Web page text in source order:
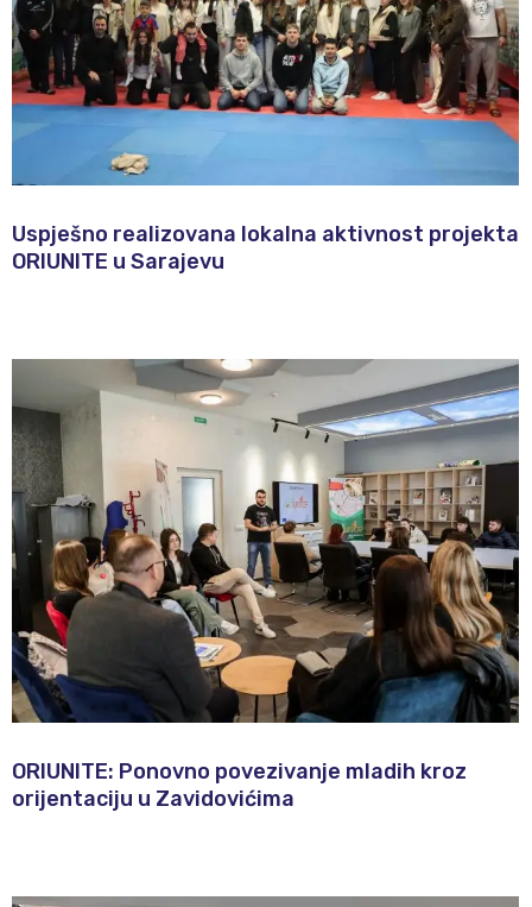
Uspješno realizovana lokalna aktivnost projekta
ORIUNITE u Sarajevu
ORIUNITE: Ponovno povezivanje mladih kroz
orijentaciju u Zavidovićima